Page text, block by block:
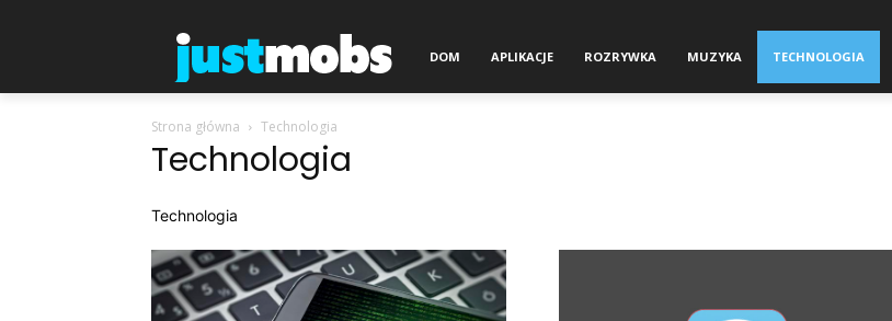
DOM APLIKACJE ROZRYWKA MUZYKA TECHNOLOGIA
Strona główna Technologia
Technologia
Technologia